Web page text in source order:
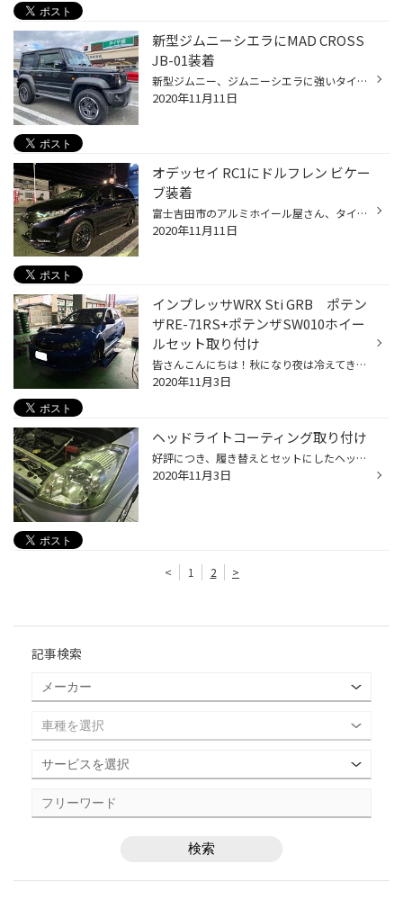
新型ジムニーシエラにMAD CROSS
JB-01装着
新型ジムニー、ジムニーシエラに強いタイヤ館吉田店です！ 納車になったジムニー達が続々タイヤ館に集結しています。 そんな中ジムニーシエラにMAD CROSS JB-01アルミホイールとスタッドレスタイヤのセットを装着しましたので紹介致します！ 今回装着しましたのはホットスタッフのMAD CROSS JB-01で...
2020年11月11日
オデッセイ RC1にドルフレン ビケー
ブ装着
富士吉田市のアルミホイール屋さん、タイヤ館吉田店です。 気温も低くなりスタッドレスタイヤを装着されるお客様が多くなってきました。 そんな中ホンダ オデッセイハイブリッドにBLIZZAK VRX2とアルミホイールのドルフレン.ビケーブを装着しました！ 今回はこのトピー製アルミホイール ドルフレン....
2020年11月11日
インプレッサWRX Sti GRB ポテン
ザRE-71RS+ポテンザSW010ホイー
ルセット取り付け
皆さんこんにちは！秋になり夜は冷えてきましたね(*_*) さて、本日はインプレッサWRX stiに相応しいタイヤとホイールを取り付けました!(^^)! GRBのインプレッサです!(^^)! こちらに付けたタイヤは・・・ ポテンザRE-71RSです(/・ω・)/ これを履かせれば、308馬力の水平対向ターボ+4WDの走行性能を存...
2020年11月3日
ヘッドライトコーティング取り付け
好評につき、履き替えとセットにしたヘッドライトコーティングがお得です！ 当店で冬タイヤへの履き替えをされた際はぜひ施工してみてください！ 本日もたくさんのご来店ありがとうございました！
2020年11月3日
< 1 2 >
記事検索